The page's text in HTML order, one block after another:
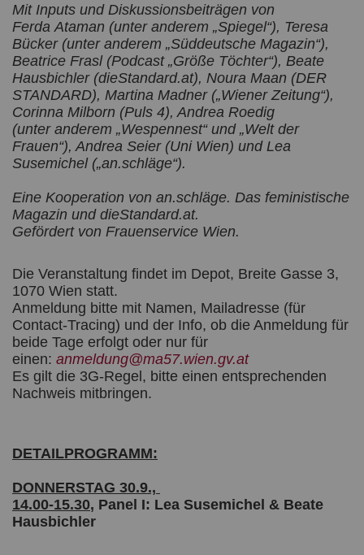
Mit Inputs und Diskussionsbeiträgen von
Ferda Ataman (unter anderem „Spiegel“), Teresa
Bücker (unter anderem „Süddeutsche Magazin“),
Beatrice Frasl (Podcast „Größe Töchter“), Beate
Hausbichler (dieStandard.at), Noura Maan (DER
STANDARD), Martina Madner („Wiener Zeitung“),
Corinna Milborn (Puls 4), Andrea Roedig
(unter anderem „Wespennest“ und „Welt der
Frauen“), Andrea Seier (Uni Wien) und Lea
Susemichel („an.schläge“).
Eine Kooperation von an.schläge. Das feministische
Magazin und dieStandard.at.
Gefördert von Frauenservice Wien.
Die Veranstaltung findet im Depot, Breite Gasse 3,
1070 Wien statt.
Anmeldung bitte mit Namen, Mailadresse (für
Contact-Tracing) und der Info, ob die Anmeldung für
beide Tage erfolgt oder nur für
einen: anmeldung@ma57.wien.gv.at
Es gilt die 3G-Regel, bitte einen entsprechenden
Nachweis mitbringen.
DETAILPROGRAMM:
DONNERSTAG 30.9.,
14.00-15.30, Panel I: Lea Susemichel & Beate
Hausbichler